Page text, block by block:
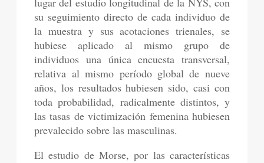
su seguimiento directo de cada individuo de
la muestra y sus acotaciones trienales, se
hubiese aplicado al mismo grupo de
individuos una única encuesta transversal,
relativa al mismo período global de nueve
años, los resultados hubiesen sido, casi con
toda probabilidad, radicalmente distintos, y
las tasas de victimización femenina hubiesen
prevalecido sobre las masculinas.
El estudio de Morse, por las características